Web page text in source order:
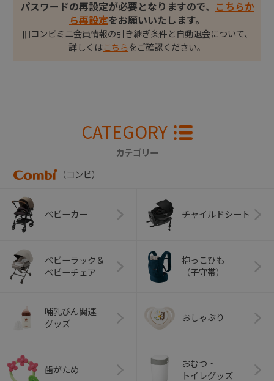
パスワードの再設定が必要となりますので、
こちらか
ら再設定をお願いいたします。
旧コンビミニ会員情報の引き継ぎ条件と自動退会について、
詳しくはこちら をご確認ください。
CATEGORY
カテゴリー
（コンビ）
ベビーカー チャイルドシート
ベビーラック＆
ベビーチェア
抱っこひも
（子守帯）
哺乳びん関連
グッズ
おしゃぶり
歯がため
おむつ・
トイレグッズ